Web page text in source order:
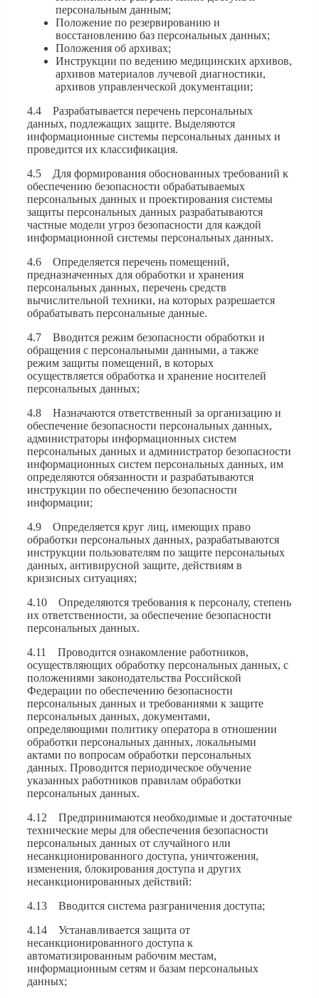
персональным данным;
Положение по резервированию и
восстановлению баз персональных данных;
Положения об архивах;
Инструкции по ведению медицинских архивов,
архивов материалов лучевой диагностики,
архивов управленческой документации;
4.4 Разрабатывается перечень персональных
данных, подлежащих защите. Выделяются
информационные системы персональных данных и
проведится их классификация.
4.5 Для формирования обоснованных требований к
обеспечению безопасности обрабатываемых
персональных данных и проектирования системы
защиты персональных данных разрабатываются
частные модели угроз безопасности для каждой
информационной системы персональных данных.
4.6 Определяется перечень помещений,
предназначенных для обработки и хранения
персональных данных, перечень средств
вычислительной техники, на которых разрешается
обрабатывать персональные данные.
4.7 Вводится режим безопасности обработки и
обращения с персональными данными, а также
режим защиты помещений, в которых
осуществляется обработка и хранение носителей
персональных данных;
4.8 Назначаются ответственный за организацию и
обеспечение безопасности персональных данных,
администраторы информационных систем
персональных данных и администратор безопасности
информационных систем персональных данных, им
определяются обязанности и разрабатываются
инструкции по обеспечению безопасности
информации;
4.9 Определяется круг лиц, имеющих право
обработки персональных данных, разрабатываются
инструкции пользователям по защите персональных
данных, антивирусной защите, действиям в
кризисных ситуациях;
4.10 Определяются требования к персоналу, степень
их ответственности, за обеспечение безопасности
персональных данных.
4.11 Проводится ознакомление работников,
осуществляющих обработку персональных данных, с
положениями законодательства Российской
Федерации по обеспечению безопасности
персональных данных и требованиями к защите
персональных данных, документами,
определяющими политику оператора в отношении
обработки персональных данных, локальными
актами по вопросам обработки персональных
данных. Проводится периодическое обучение
указанных работников правилам обработки
персональных данных.
4.12 Предпринимаются необходимые и достаточные
технические меры для обеспечения безопасности
персональных данных от случайного или
несанкционированного доступа, уничтожения,
изменения, блокирования доступа и других
несанкционированных действий:
4.13 Вводится система разграничения доступа;
4.14 Устанавливается защита от
несанкционированного доступа к
автоматизированным рабочим местам,
информационным сетям и базам персональных
данных;